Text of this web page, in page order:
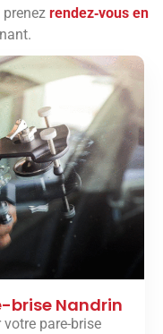
rendez‑vous en
brise Nandrin
pare-brise